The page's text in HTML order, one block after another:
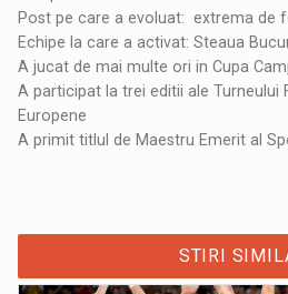
Post pe care a evoluat: extrema de
Echipe la care a activat: Steaua
A jucat de mai multe ori in Cupa
A participat la trei editii ale Turneului
Europene
A primit titlul de Maestru Emerit al
STIRI